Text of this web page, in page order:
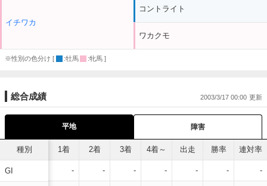
イチワカ
コントライト
ワカクモ
※性別の色分け [ :牡馬 :牝馬 ]
総合成績 2003/3/17 00:00
平地 障害
種別
GI
1着 2着 3着 4着～ 出走 勝率 連対率
- - - - - - -